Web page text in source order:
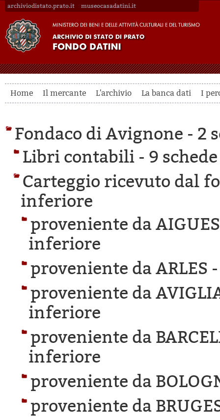
archiviodistato.prato.it museocasadatini.it
Home Il mercante L'archivio La banca dati I
Fondaco di Avignone - 2
Libri contabili - 9
Carteggio ricevuto dal
inferiore
proveniente da
inferiore
proveniente da ARLES
proveniente da
inferiore
proveniente da
inferiore
proveniente da
proveniente da